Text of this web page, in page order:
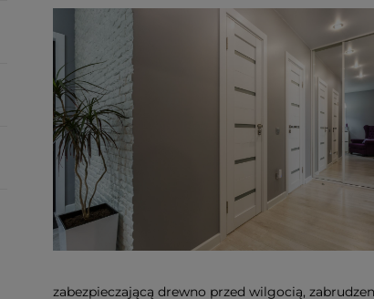
zabezpieczającą drewno przed wilgocią,